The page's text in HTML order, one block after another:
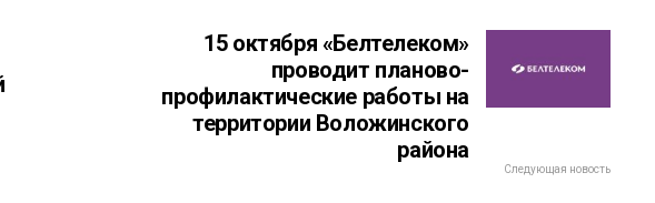
15 октября «Белтелеком»
проводит планово-
профилактические работы на
территории Воложинского
района
Следующая новость